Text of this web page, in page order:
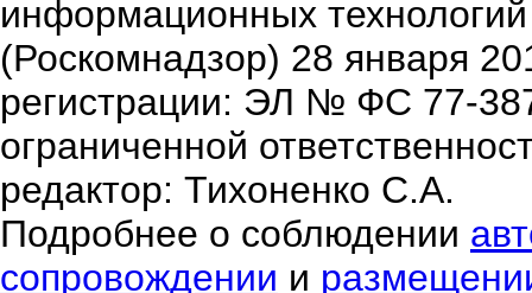
информационных
(Роскомнадзор) 28 января
регистрации: ЭЛ № ФС 77-
ограниченной
редактор: Тихоненко С.А.
Подробнее о соблюдении
сопровождении и